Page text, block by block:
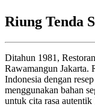
Riung Tenda
Ditahun 1981,
Rawamangun Jakarta.
Indonesia dengan
menggunakan bahan
untuk cita rasa autentik